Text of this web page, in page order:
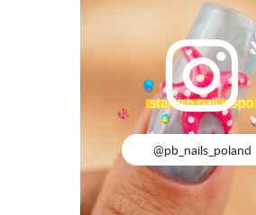
@pb_nails_poland